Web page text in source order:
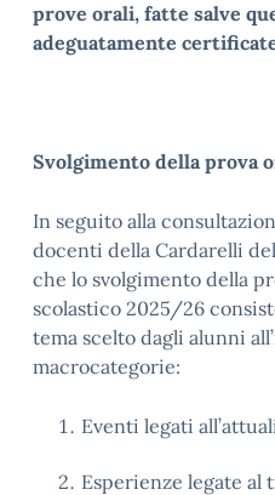
prove orali, fatte salve
adeguatamente
Svolgimento della prova
In seguito alla
docenti della Cardarelli
che lo svolgimento della
scolastico 2025/26
tema scelto dagli alunni
macrocategorie:
Eventi legati
Esperienze legate al